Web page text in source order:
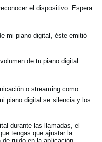
el dispositivo. Espera
mi piano digital, éste emitió
de tu piano digital
o streaming como
piano digital se silencia y los
durante las llamadas, el
tengas que ajustar la